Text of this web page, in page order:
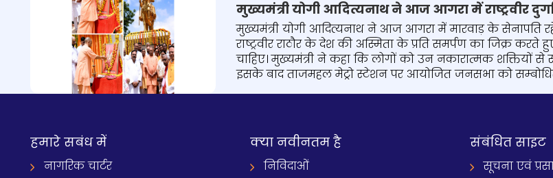
मुख्यमंत्री योगी आदित्यनाथ ने आज आगरा में राष्ट्रवीर
मुख्यमंत्री योगी आदित्यनाथ ने आज आगरा में मारवाड़ के सेनापति रहे
राष्ट्रवीर राठौर के देश की अस्मिता के प्रति समर्पण का जिक्र
चाहिए। मुख्यमंत्री ने कहा कि लोगों को उन नकारात्मक शक्तियों
इसके बाद ताजमहल मेट्रो स्टेशन पर आयोजित जनसभा को
हमारे सबंध में
नागरिक चार्टर
क्‍या नवीनतम है
निविदाओं
संबंधित साइट
सूचना एवं